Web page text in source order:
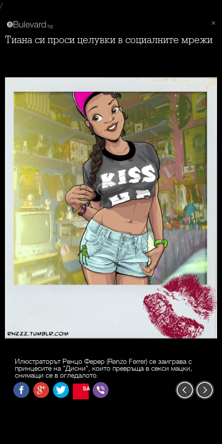
/
Тиана си проси целувки в социалните мрежи
Илюстраторът Ренцо Ферер (Renzo Ferrer) се заиграва с
принцесите на "Дисни", които превръща в секси мацки,
снимащи се в огледалото.
SAVE